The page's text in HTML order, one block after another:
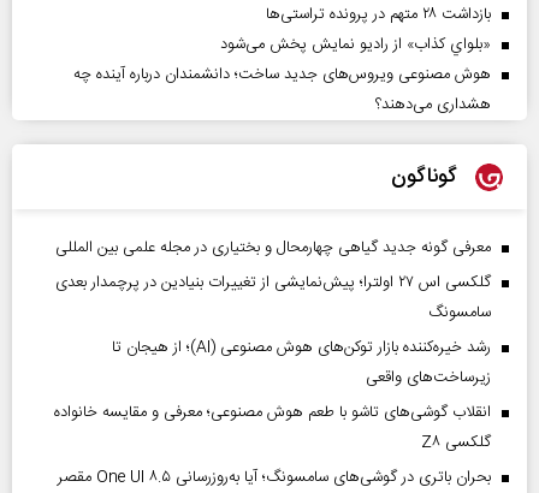
بازداشت ۲۸ متهم در پرونده تراستی‌ها
«بلواي کذاب» از رادیو نمایش پخش می‌شود
هوش مصنوعی ویروس‌های جدید ساخت؛ دانشمندان درباره آینده چه
هشداری می‌دهند؟
گوناگون
معرفی گونه جدید گیاهی چهارمحال و بختیاری در مجله علمی بین المللی
گلکسی اس ۲۷ اولترا؛ پیش‌نمایشی از تغییرات بنیادین در پرچمدار بعدی
سامسونگ
رشد خیره‌کننده بازار توکن‌های هوش مصنوعی (AI)؛ از هیجان تا
زیرساخت‌های واقعی
انقلاب گوشی‌های تاشو‌ با طعم هوش مصنوعی؛ معرفی و مقایسه خانواده
گلکسی Z۸
بحران باتری در گوشی‌های سامسونگ؛ آیا به‌روزرسانی One UI ۸.۵ مقصر